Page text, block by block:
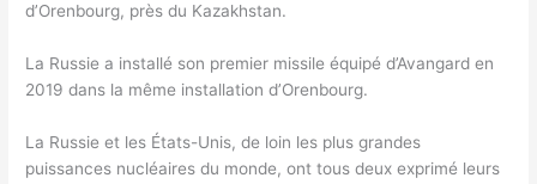
d’Orenbourg, près du Kazakhstan.
La Russie a installé son premier missile équipé d’Avangard en
2019 dans la même installation d’Orenbourg.
La Russie et les États-Unis, de loin les plus grandes
puissances nucléaires du monde, ont tous deux exprimé leurs